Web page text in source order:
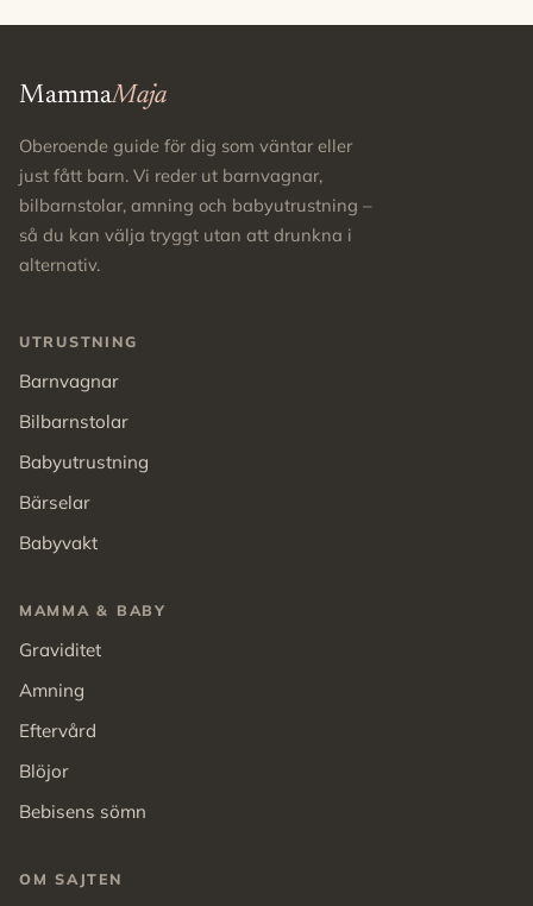
MammaMaja
Oberoende guide för dig som väntar eller
just fått barn. Vi reder ut barnvagnar,
bilbarnstolar, amning och babyutrustning –
så du kan välja tryggt utan att drunkna i
alternativ.
UTRUSTNING
Barnvagnar
Bilbarnstolar
Babyutrustning
Bärselar
Babyvakt
MAMMA & BABY
Graviditet
Amning
Eftervård
Blöjor
Bebisens sömn
OM SAJTEN